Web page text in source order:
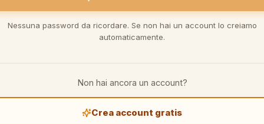
Nessuna password da ricordare. Se non hai un account lo creiamo
automaticamente.
Non hai ancora un account?
Crea account gratis